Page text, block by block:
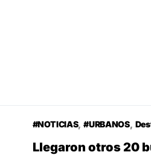
#NOTICIAS #URBANOS
Llegaron otros 20